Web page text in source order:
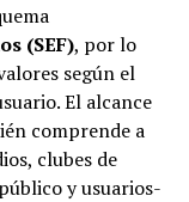
(SEF), por lo
según el
El alcance
comprende a
clubes de
y usuarios-